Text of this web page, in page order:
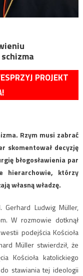
PROJEKT
Rzym musi zabrać
skomentował decyzję
błogosławienia par
hierarchowie, którzy
własną władzę.
Gerhard Ludwig Müller,
W rozmowie dotknął
podejścia Kościoła
Müller stwierdził, że
Kościoła katolickiego
stawiania tej ideologii